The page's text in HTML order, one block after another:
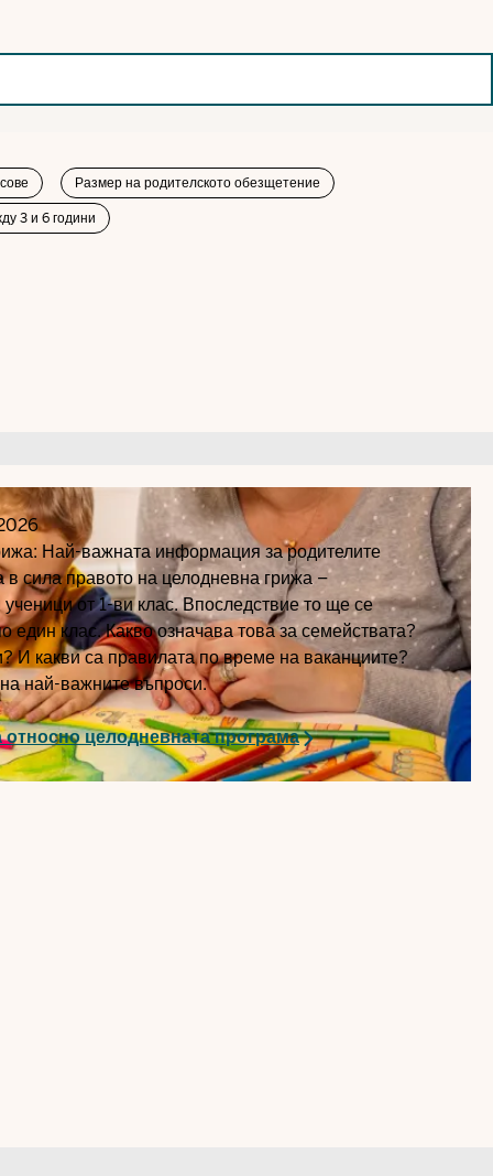
Размер на родителското обезщетение
3 и 6 години
Най-важната информация за родителите
в сила правото на целодневна грижа –
от 1-ви клас. Впоследствие то ще се
един клас. Какво означава това за семействата?
И какви са правилата по време на ваканциите?
най-важните въпроси.
целодневната програма